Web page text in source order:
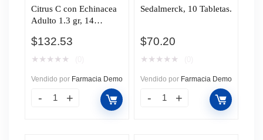
Citrus C con Echinacea
Adulto 1.3 gr, 14
$132.53
★ ★ ★ ★ ★
Vendido por Farmacia Demo
Sedalmerck, 10 Tabletas.
$70.20
★ ★ ★ ★ ★
Vendido por Farmacia Demo